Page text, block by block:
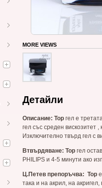
MORE VIEWS
Детайли
Описаниe: Top гел е
гел със среден вискозитет
Изключително твърд гел с
Втвърдяване: Тор гел
PHILIPS и 4-5 минути ако
Ц.Петев препоръчва: Top
така и на акрил, на